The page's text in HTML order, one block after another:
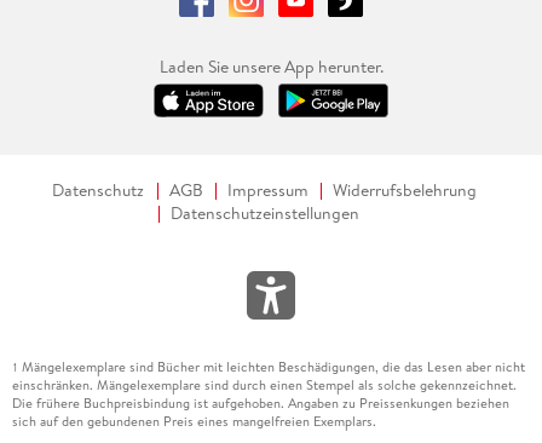
Laden Sie unsere App herunter.
Datenschutz AGB Impressum
Widerrufsbelehrung
Datenschutzeinstellungen
1 Mängelexemplare sind Bücher mit leichten Beschädigungen, die das Lesen aber nicht
einschränken. Mängelexemplare sind durch einen Stempel als solche gekennzeichnet.
Die frühere Buchpreisbindung ist aufgehoben. Angaben zu Preissenkungen beziehen
sich auf den gebundenen Preis eines mangelfreien Exemplars.